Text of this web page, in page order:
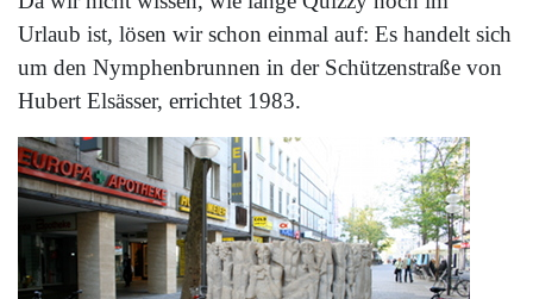
Urlaub ist, lösen wir schon einmal auf: Es handelt sich
um den Nymphenbrunnen in der Schützenstraße von
Hubert Elsässer, errichtet 1983.